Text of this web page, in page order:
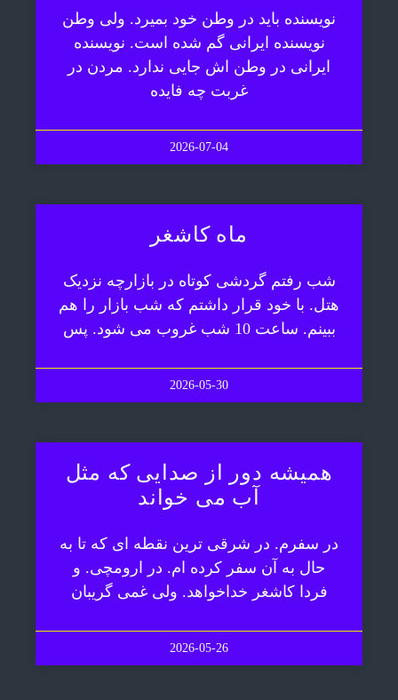
نویسنده باید در وطن خود بمیرد. ولی وطن
نویسنده ایرانی گم شده است. نویسنده
ایرانی در وطن اش جایی ندارد. مردن در
غربت چه فایده
2026-07-04
ماه کاشغر
شب رفتم گردشی کوتاه در بازارچه نزدیک
هتل. با خود قرار داشتم که شب بازار را هم
ببینم. ساعت 10 شب غروب می شود. پس
2026-05-30
همیشه دور از صدایی که مثل
آب می خواند
در سفرم. در شرقی ترین نقطه ای که تا به
حال به آن سفر کرده ام. در ارومچی. و
فردا کاشغر خداخواهد. ولی غمی گریبان
2026-05-26